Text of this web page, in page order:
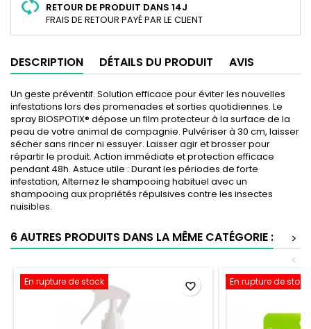
RETOUR DE PRODUIT DANS 14J
FRAIS DE RETOUR PAYÉ PAR LE CLIENT
DESCRIPTION DÉTAILS DU PRODUIT AVIS
Un geste préventif. Solution efficace pour éviter les nouvelles
infestations lors des promenades et sorties quotidiennes. Le
spray BIOSPOTIX® dépose un film protecteur à la surface de la
peau de votre animal de compagnie. Pulvériser à 30 cm, laisser
sécher sans rincer ni essuyer. Laisser agir et brosser pour
répartir le produit. Action immédiate et protection efficace
pendant 48h. Astuce utile : Durant les périodes de forte
infestation, Alternez le shampooing habituel avec un
shampooing aux propriétés répulsives contre les insectes
nuisibles.
6 AUTRES PRODUITS DANS LA MÊME CATÉGORIE :
>
<
En rupture de stock favorite_border En rupture de stock